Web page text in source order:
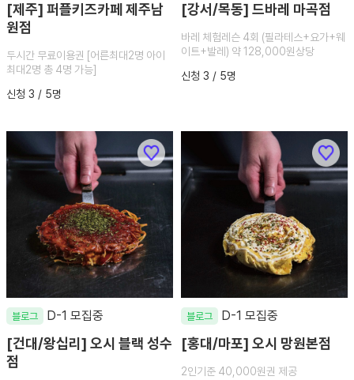
[제주] 퍼플키즈카페 제주남
원점
두시간 무료이용권 [어른최대2명 아이
최대2명 총 4명 가능]
신청 3 / 5명
[강서/목동] 드바레 마곡점
바레 체험레슨 4회 (필라테스+요가+웨
이트+발레) 약 128,000원상당
신청 3 / 5명
블로그 D-1 모집중
[건대/왕십리] 오시 블랙 성수
점
블로그 D-1 모집중
[홍대/마포] 오시 망원본점
2인기준 40,000원권 제공